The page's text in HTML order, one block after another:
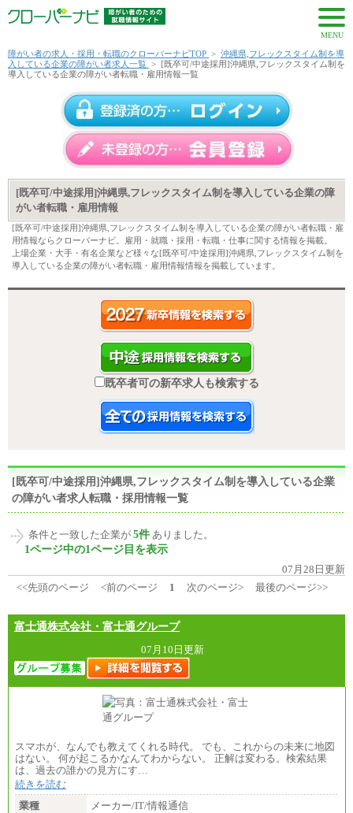
MENU
障がい者の求人・採用・転職のクローバーナビTOP > 沖縄県,フレックスタイム制を導
入している企業の障がい者求人一覧 > [既卒可/中途採用]沖縄県,フレックスタイム制を
導入している企業の障がい者転職・雇用情報一覧
[既卒可/中途採用]沖縄県,フレックスタイム制を導入している企業の障
がい者転職・雇用情報
[既卒可/中途採用]沖縄県,フレックスタイム制を導入している企業の障がい者転職・雇
用情報ならクローバーナビ。雇用・就職・採用・転職・仕事に関する情報を掲載。
上場企業・大手・有名企業など様々な[既卒可/中途採用]沖縄県,フレックスタイム制を
導入している企業の障がい者転職・雇用情報情報を掲載しています。
既卒者可の新卒求人も検索する
[既卒可/中途採用]沖縄県,フレックスタイム制を導入している企業
の障がい者求人転職・採用情報一覧
条件と一致した企業が 5件 ありました。
1ページ中の1ページ目を表示
07月28日更新
<<先頭のページ
<前のページ 1 次のページ> 最後のページ>>
富士通株式会社・富士通グループ
07月10日更新
スマホが、なんでも教えてくれる時代。 でも、これからの未来に地図
はない。 何が起こるかなんてわからない。 正解は変わる。検索結果
は、過去の誰かの見方にす…
続きを読む
業種
メーカー/IT/情報通信